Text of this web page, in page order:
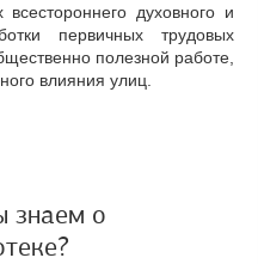
духовного и
первичных трудовых
полезной работе,
влияния улиц.
знаем о